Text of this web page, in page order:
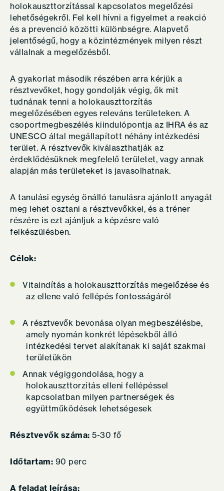
holokauszttorzítással kapcsolatos megelőzési
lehetőségekről. Fel kell hívni a figyelmet a reakció
és a prevenció közötti különbségre. Alapvető
jelentőségű, hogy a közintézmények milyen részt
vállalnak a megelőzésből.
A gyakorlat második részében arra kérjük a
résztvevőket, hogy gondolják végig, ők mit
tudnának tenni a holokauszttorzítás
megelőzésében egyes releváns területeken. A
csoportmegbeszélés kiindulópontja az IHRA és az
UNESCO által megállapított néhány intézkedési
terület. A résztvevők kiválaszthatják az
érdeklődésüknek megfelelő területet, vagy annak
alapján más területeket is javasolhatnak.
A tanulási egység önálló tanulásra ajánlott anyagát
meg lehet osztani a résztvevőkkel, és a tréner
részére is ezt ajánljuk a képzésre való
felkészülésben.
Célok:
Vitaindítás a holokauszttorzítás megelőzése és
az ellene való fellépés fontosságáról
A résztvevők bevonása olyan megbeszélésbe,
amely nyomán konkrét lépésekből álló
intézkedési tervet alakítanak ki saját szakmai
területükön
Annak végiggondolása, hogy a
holokauszttorzítás elleni fellépéssel
kapcsolatban milyen partnerségek és
együttműködések lehetségesek
Résztvevők száma: 5-30 fő
Időtartam: 90 perc
A feladat leírása: